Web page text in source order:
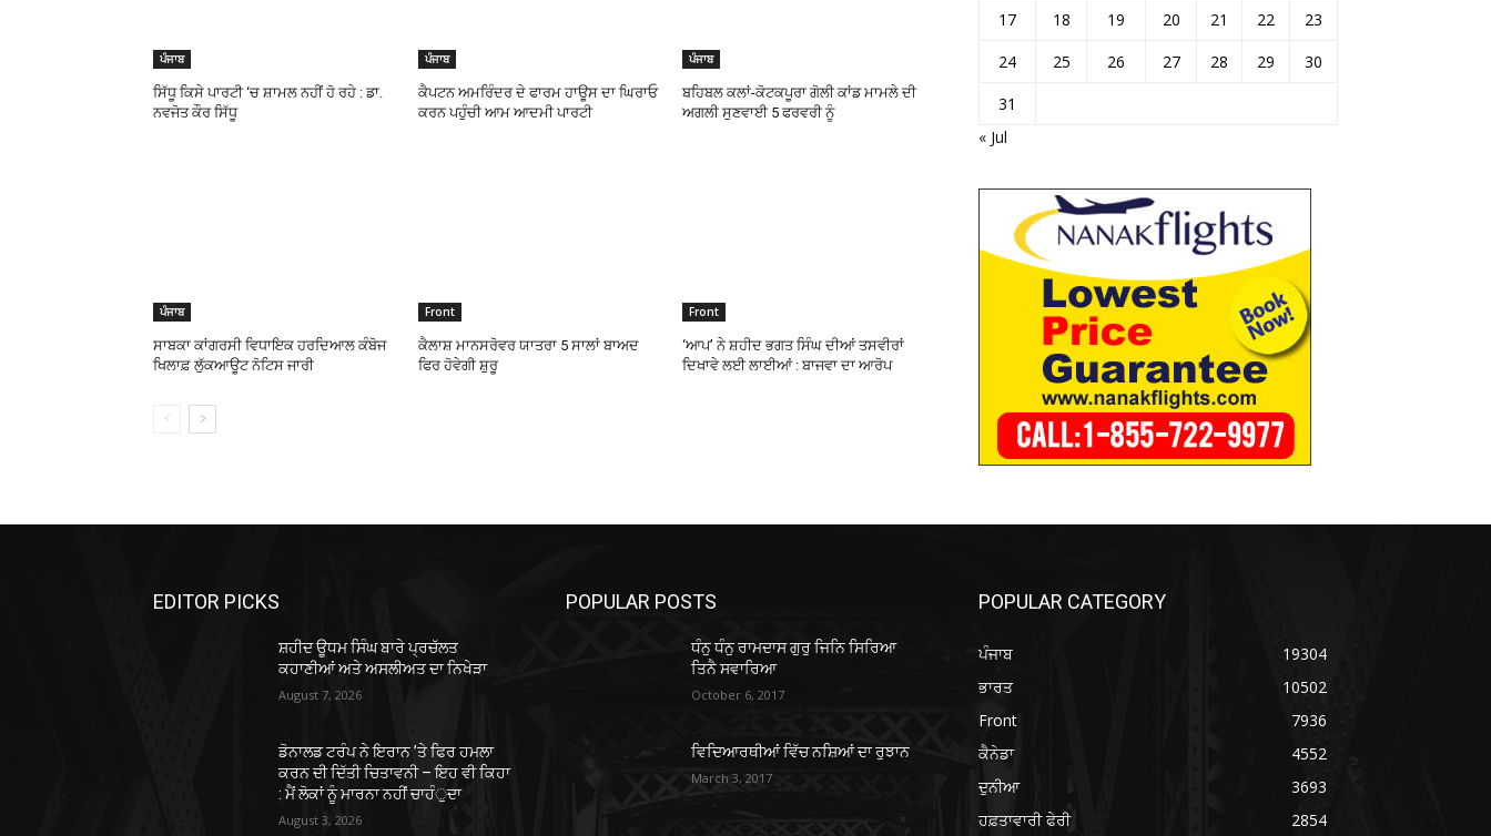
ਪੰਜਾਬ
ਸਿੱਧੂ ਕਿਸੇ ਪਾਰਟੀ ‘ਚ ਸ਼ਾਮਲ ਨਹੀਂ ਹੋ ਰਹੇ : ਡਾ.
ਨਵਜੋਤ ਕੌਰ ਸਿੱਧੂ
ਪੰਜਾਬ
ਕੈਪਟਨ ਅਮਰਿੰਦਰ ਦੇ ਫਾਰਮ ਹਾਊਸ ਦਾ ਘਿਰਾਓ
ਕਰਨ ਪਹੁੰਚੀ ਆਮ ਆਦਮੀ ਪਾਰਟੀ
ਪੰਜਾਬ
ਬਹਿਬਲ ਕਲਾਂ-ਕੋਟਕਪੂਰਾ ਗੋਲੀ ਕਾਂਡ ਮਾਮਲੇ ਦੀ
ਅਗਲੀ ਸੁਣਵਾਈ 5 ਫਰਵਰੀ ਨੂੰ
ਪੰਜਾਬ
ਸਾਬਕਾ ਕਾਂਗਰਸੀ ਵਿਧਾਇਕ ਹਰਦਿਆਲ ਕੰਬੋਜ
ਖਿਲਾਫ਼ ਲੁੱਕਆਊਟ ਨੋਟਿਸ ਜਾਰੀ
Front
ਕੈਲਾਸ਼ ਮਾਨਸਰੋਵਰ ਯਾਤਰਾ 5 ਸਾਲਾਂ ਬਾਅਦ
ਫਿਰ ਹੋਵੇਗੀ ਸ਼ੁਰੂ
Front
‘ਆਪ’ ਨੇ ਸ਼ਹੀਦ ਭਗਤ ਸਿੰਘ ਦੀਆਂ ਤਸਵੀਰਾਂ
ਦਿਖਾਵੇ ਲਈ ਲਾਈਆਂ : ਬਾਜਵਾ ਦਾ ਆਰੋਪ
17
18 19 20 21 22
23
24
25 26 27 28 29
30
31
« Jul
EDITOR PICKS
ਸ਼ਹੀਦ ਊਧਮ ਸਿੰਘ ਬਾਰੇ ਪ੍ਰਚੱਲਤ
ਕਹਾਣੀਆਂ ਅਤੇ ਅਸਲੀਅਤ ਦਾ ਨਿਖੇੜਾ
August 7, 2026
ਡੋਨਾਲਡ ਟਰੰਪ ਨੇ ਇਰਾਨ ’ਤੇ ਫਿਰ ਹਮਲਾ
ਕਰਨ ਦੀ ਦਿੱਤੀ ਚਿਤਾਵਨੀ – ਇਹ ਵੀ ਕਿਹਾ
: ਮੈਂ ਲੋਕਾਂ ਨੂੰ ਮਾਰਨਾ ਨਹੀਂ ਚਾਹੰੁਦਾ
August 3, 2026
POPULAR POSTS
ਧੰਨੁ ਧੰਨੁ ਰਾਮਦਾਸ ਗੁਰੁ ਜਿਨਿ ਸਿਰਿਆ
ਤਿਨੈ ਸਵਾਰਿਆ
October 6, 2017
ਵਿਦਿਆਰਥੀਆਂ ਵਿੱਚ ਨਸ਼ਿਆਂ ਦਾ ਰੁਝਾਨ
March 3, 2017
POPULAR CATEGORY
ਪੰਜਾਬ
19304
ਭਾਰਤ
10502
Front
7936
ਕੈਨੇਡਾ
4552
ਦੁਨੀਆ
3693
ਹਫ਼ਤਾਵਾਰੀ ਫੇਰੀ
2854